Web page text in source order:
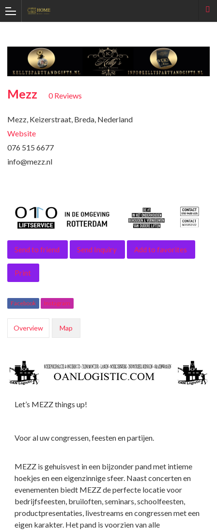
Mezz 0 Reviews
Mezz, Keizerstraat, Breda, Nederland
Website
076 515 6677
info@mezz.nl
Send to friend Send Inquiry Add to favorites
Print
Facebook Instagram
Overview Map
Let’s MEZZ things up!
Voor al uw congressen, feesten en partijen.
MEZZ is gehuisvest in een bijzonder pand met intieme
hoekjes en een eigenzinnige sfeer. Naast concerten en
evenementen biedt MEZZ de perfecte locatie voor
bedrijfsfeesten, bruiloften, seminars, schoolfeesten,
productpresentaties, livestreams en congressen met een
eigen karakter. Het pand is voorzien van alle